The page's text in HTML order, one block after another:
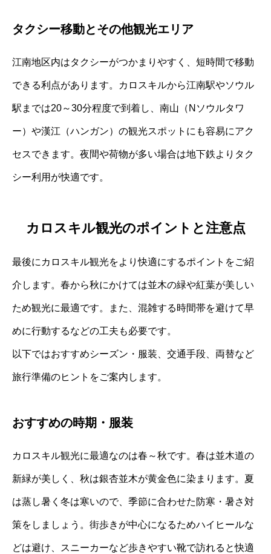
タクシー移動とその他観光エリア
江南地区内はタクシーがつかまりやすく、短時間で移動
できる利点があります。カロスキルから江南駅やソウル
駅までは20～30分程度で到着し、南山（Nソウルタワ
ー）や漢江（ハンガン）の観光スポットにも容易にアク
セスできます。夜間や荷物が多い場合は地下鉄よりタク
シー利用が快適です。
カロスキル観光のポイントと注意点
最後にカロスキル観光をより快適にするポイントをご紹
介します。春から秋にかけては並木の緑や紅葉が美しい
ため観光に最適です。また、混雑する時間帯を避けて早
めに行動するなどの工夫も必要です。
以下ではおすすめシーズン・服装、交通手段、両替など
旅行準備のヒントをご案内します。
おすすめの時期・服装
カロスキル観光に最適なのは春～秋です。春は並木道の
新緑が美しく、秋は銀杏並木が黄金色に染まります。夏
は蒸し暑く冬は寒いので、季節に合わせた防寒・暑さ対
策をしましょう。街歩きが中心になるためハイヒールな
どは避け、スニーカーなど歩きやすい靴で訪れると快適